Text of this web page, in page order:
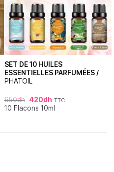
SET DE 10 HUILES
ESSENTIELLES PARFUMÉES /
PHATOIL
650dh 420dh TTC
10 Flacons 10ml